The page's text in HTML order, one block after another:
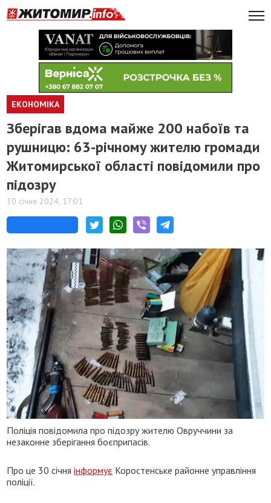
ЕКОНОМІКА
Зберігав вдома майже 200 набоїв та
рушницю: 63-річному жителю громади
Житомирської області повідомили про
підозру
30 січня 2024, 17:01
Поліція повідомила про підозру жителю Овруччини за
незаконне зберігання боєприпасів.
Про це 30 січняінформує Коростенське районне управління
поліції.